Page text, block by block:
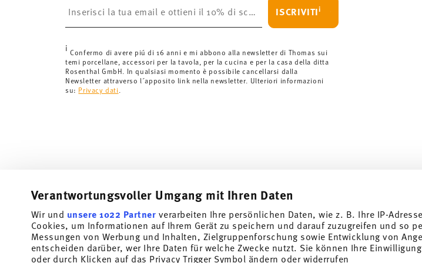
Verantwortungsvoller Umgang mit Ihren Daten
Wir und unsere 1022 Partner verarbeiten Ihre persönlichen Daten, wie z. B. Ihre IP-
Cookies, um Informationen auf Ihrem Gerät zu speichern und darauf zuzugreifen und so
Messungen von Werbung und Inhalten, Zielgruppenforschung sowie Entwicklung von
entscheiden darüber, wer Ihre Daten für welche Zwecke nutzt. Sie können Ihre
oder durch Klicken auf das Privacy Trigger Symbol ändern oder widerrufen
è gratuita.
Svizzera:Le spedizioni in Svizzera sono gratuite per ordini a partire da 69,90 CHF. Per ordini
Tempi di spedizione in Italia:5-7 giorni lavorativi per gli articoli in stock. Puoi visualizzare i
di consegna per altri paesiqui.
Fornitore del servizio di spedizione:Spediamo con UPS (consegna standard) in Italia.
TracciabilitàRiceverete un codice di tracciamento via e-mail non appena il vostro pacco verrà
ISCRIVITIi
i Confermo di avere piú di 16 anni e mi abbono alla newsletter di Thomas sui
temi porcellane, accessori per la tavola, per la cucina e per la casa della ditta
Rosenthal GmbH. In qualsiasi momento è possibile cancellarsi dalla
Newsletter attraverso l´apposito link nella newsletter. Ulteriori informazioni
su: Privacy dati